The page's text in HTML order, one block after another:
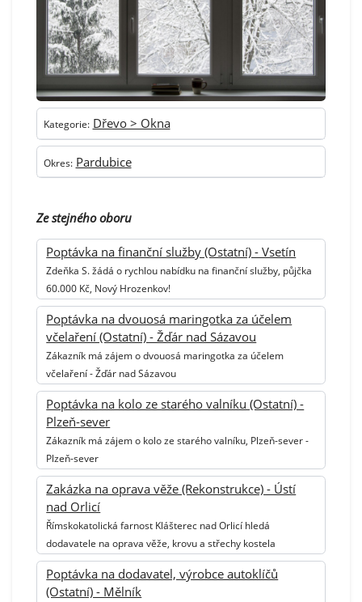
Kategorie: Dřevo > Okna
Okres: Pardubice
Ze stejného oboru
Poptávka na finanční služby (Ostatní) - Vsetín
Zdeňka S. žádá o rychlou nabídku na finanční služby, půjčka
60.000 Kč, Nový Hrozenkov!
Poptávka na dvouosá maringotka za účelem
včelaření (Ostatní) - Žďár nad Sázavou
Zákazník má zájem o dvouosá maringotka za účelem
včelaření - Žďár nad Sázavou
Poptávka na kolo ze starého valníku (Ostatní) -
Plzeň-sever
Zákazník má zájem o kolo ze starého valníku, Plzeň-sever -
Plzeň-sever
Zakázka na oprava věže (Rekonstrukce) - Ústí
nad Orlicí
Římskokatolická farnost Klášterec nad Orlicí hledá
dodavatele na oprava věže, krovu a střechy kostela
Poptávka na dodavatel, výrobce autoklíčů
(Ostatní) - Mělník